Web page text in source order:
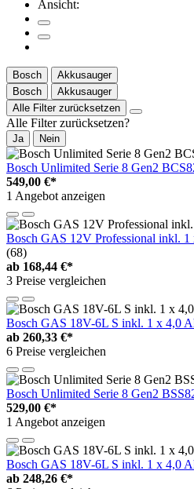
Ansicht:
Bosch
Akkusauger
Bosch
Akkusauger
Alle Filter zurücksetzen
Alle Filter zurücksetzen?
Ja Nein
Bosch Unlimited Serie 8 Gen2
549,00 €*
1 Angebot anzeigen
Bosch GAS 12V Professional inkl.
(68)
ab 168,44 €*
3 Preise vergleichen
Bosch GAS 18V-6L S inkl. 1 x 4,0
ab 260,33 €*
6 Preise vergleichen
Bosch Unlimited Serie 8 Gen2
529,00 €*
1 Angebot anzeigen
Bosch GAS 18V-6L S inkl. 1 x 4,0
ab 248,26 €*